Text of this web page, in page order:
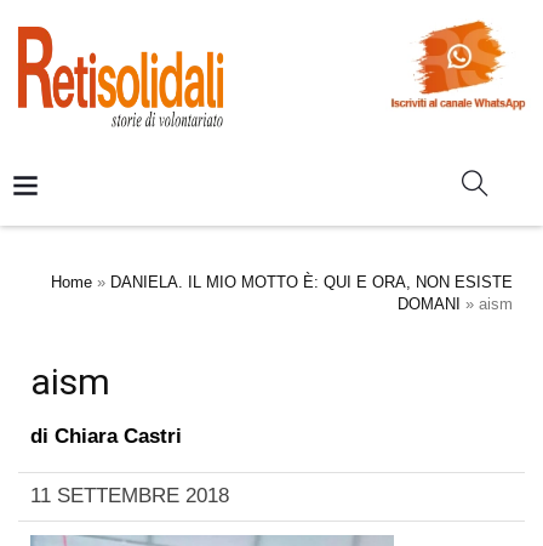
Home » DANIELA. IL MIO MOTTO È: QUI E ORA, NON ESISTE
DOMANI » aism
aism
di Chiara Castri
11 SETTEMBRE 2018